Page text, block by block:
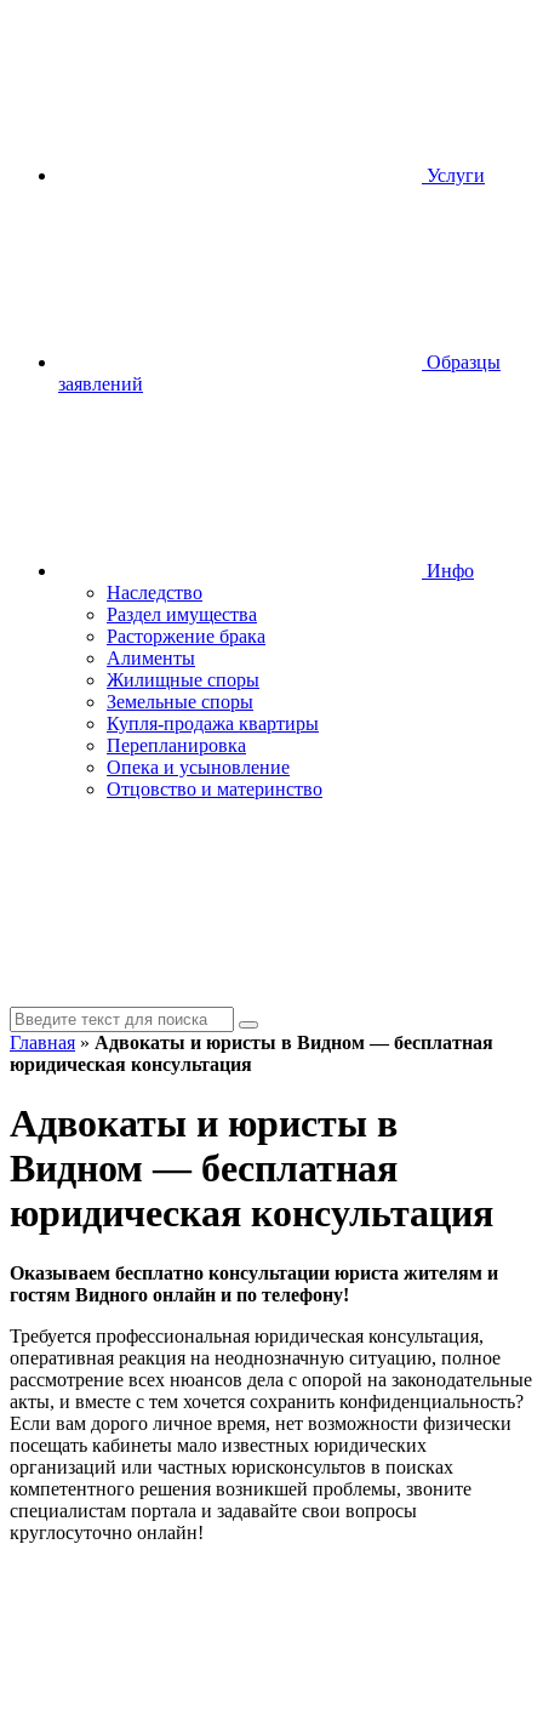
Услуги
Образцы
заявлений
Инфо
Наследство
Раздел имущества
Расторжение брака
Алименты
Жилищные споры
Земельные споры
Купля-продажа квартиры
Перепланировка
Опека и усыновление
Отцовство и материнство
Главная » Адвокаты и юристы в Видном — бесплатная
юридическая консультация
Адвокаты и юристы в
Видном — бесплатная
юридическая консультация
Оказываем бесплатно консультации юриста жителям и
гостям Видного онлайн и по телефону!
Требуется профессиональная юридическая консультация,
оперативная реакция на неоднозначную ситуацию, полное
рассмотрение всех нюансов дела с опорой на законодательные
акты, и вместе с тем хочется сохранить конфиденциальность?
Если вам дорого личное время, нет возможности физически
посещать кабинеты мало известных юридических
организаций или частных юрисконсультов в поисках
компетентного решения возникшей проблемы, звоните
специалистам портала и задавайте свои вопросы
круглосуточно онлайн!